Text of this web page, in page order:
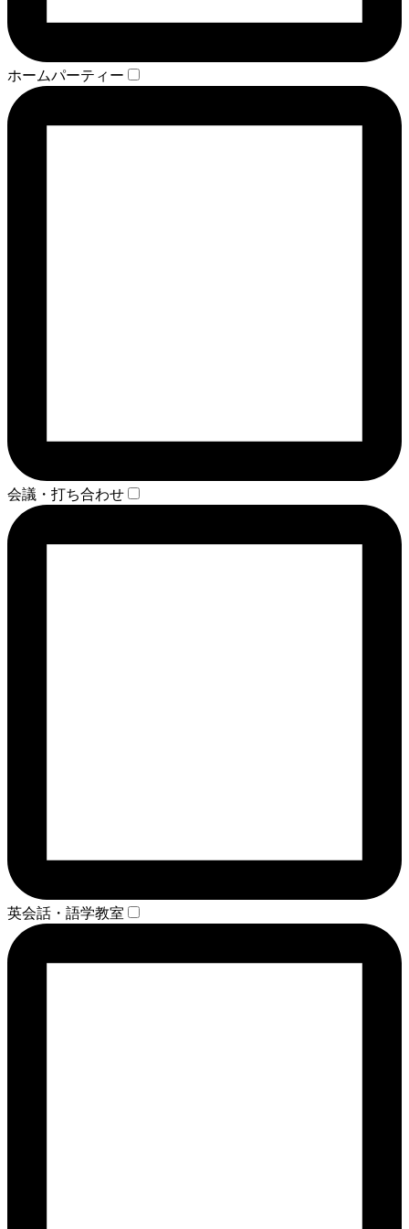
ホームパーティー
会議・打ち合わせ
英会話・語学教室